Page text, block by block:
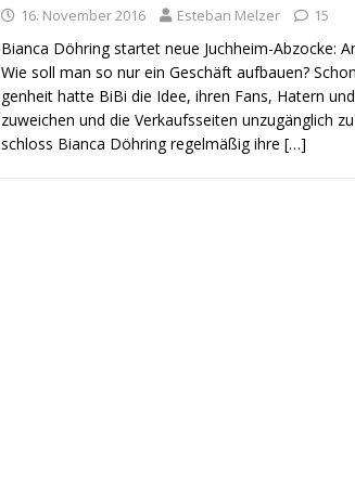
16. November 2016 Esteban Melzer 15
Bian­ca Döh­ring star­tet neue Juch­heim-Abzo­cke:
Wie soll man so nur ein Geschäft auf­bau­en?
gen­heit hat­te BiBi die Idee, ihren Fans, Hatern
zu­wei­chen und die Ver­kaufs­sei­ten unzu­gäng­lich
schloss Bian­ca Döh­ring regel­mä­ßig ihre […]